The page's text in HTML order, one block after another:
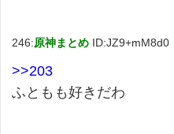
246:原神まとめ ID:JZ9+mM8d0
>>203
ふともも好きだわ